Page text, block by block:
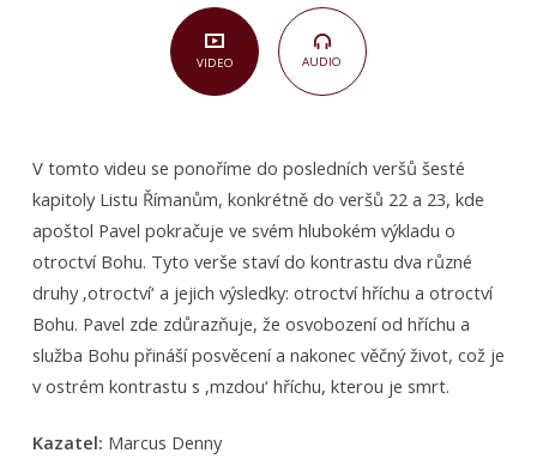
VIDEO AUDIO
V tomto videu se ponoříme do posledních veršů šesté
kapitoly Listu Římanům, konkrétně do veršů 22 a 23, kde
apoštol Pavel pokračuje ve svém hlubokém výkladu o
otroctví Bohu. Tyto verše staví do kontrastu dva různé
druhy ‚otroctví‘ a jejich výsledky: otroctví hříchu a otroctví
Bohu. Pavel zde zdůrazňuje, že osvobození od hříchu a
služba Bohu přináší posvěcení a nakonec věčný život, což je
v ostrém kontrastu s ‚mzdou‘ hříchu, kterou je smrt.
Kazatel: Marcus Denny